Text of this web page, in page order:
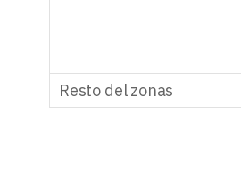
Resto del zonas